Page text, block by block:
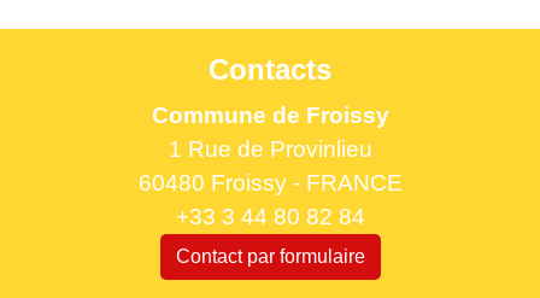
Contacts
Commune de Froissy
1 Rue de Provinlieu
60480 Froissy - FRANCE
+33 3 44 80 82 84
Contact par formulaire